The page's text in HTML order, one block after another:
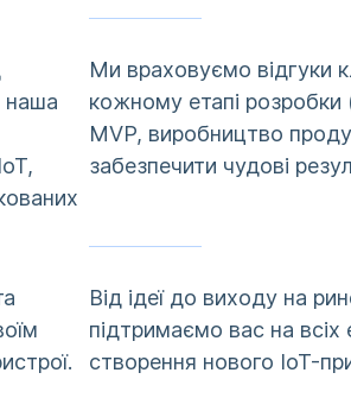
наша
Ми враховуємо відгуки
кожному етапі розробки
MVP, виробництво
забезпечити чудові
Від ідеї до виходу на
підтримаємо вас на всіх
створення нового IoT-